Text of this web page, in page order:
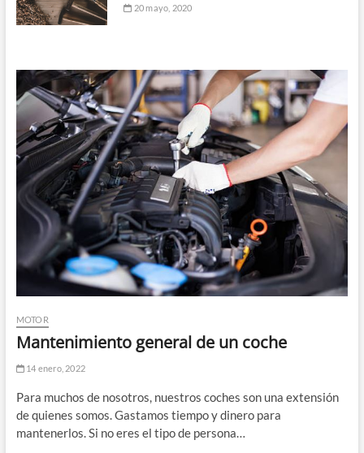
20 mayo, 2020
MOTOR
Mantenimiento general de un coche
14 enero, 2022
Para muchos de nosotros, nuestros coches son una extensión
de quienes somos. Gastamos tiempo y dinero para
mantenerlos. Si no eres el tipo de persona…